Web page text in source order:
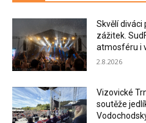
Skvělí diváci
zážitek.
atmosféru i
2.8.2026
Vizovické
soutěže